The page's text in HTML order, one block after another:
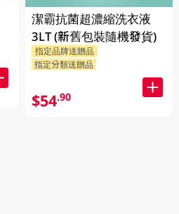
潔霸抗菌超濃縮洗衣液
3LT (新舊包裝隨機發貨)
指定品牌送贈品
指定分類送贈品
$54.90